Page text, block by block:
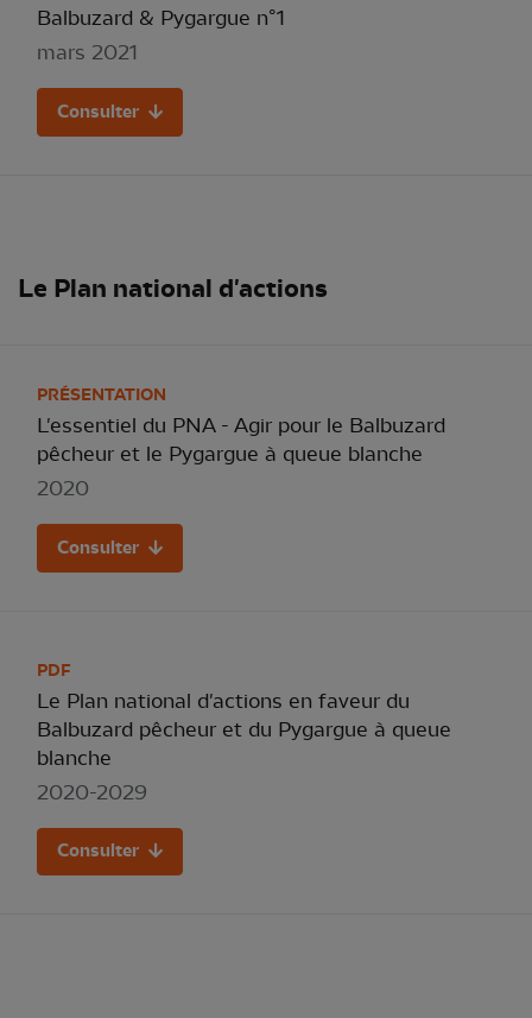
Balbuzard & Pygargue n°1
mars 2021
Consulter
Le Plan national d'actions
PRÉSENTATION
L'essentiel du PNA - Agir pour le Balbuzard
pêcheur et le Pygargue à queue blanche
2020
Consulter
PDF
Le Plan national d'actions en faveur du
Balbuzard pêcheur et du Pygargue à queue
blanche
2020-2029
Consulter